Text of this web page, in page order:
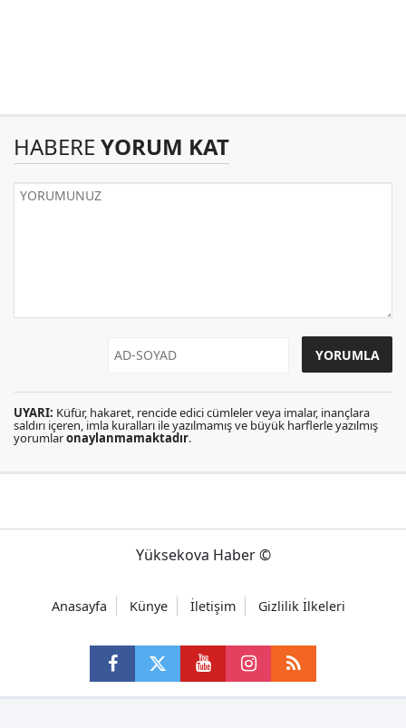
HABERE YORUM KAT
UYARI: Küfür, hakaret, rencide edici cümleler veya imalar, inançlara
saldırı içeren, imla kuralları ile yazılmamış ve büyük harflerle yazılmış
yorumlaronaylanmamaktadır.
Yüksekova Haber ©
Anasayfa Künye İletişim Gizlilik İlkeleri